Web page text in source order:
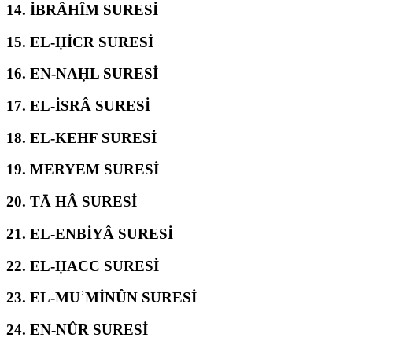
14. İBRÂHÎM SURESİ
15. EL-ḤİCR SURESİ
16. EN-NAḤL SURESİ
17. EL-İSRÂ SURESİ
18. EL-KEHF SURESİ
19. MERYEM SURESİ
20. TĀ HÂ SURESİ
21. EL-ENBİYÂ SURESİ
22. EL-ḤACC SURESİ
23. EL-MUʾMİNÛN SURESİ
24. EN-NÛR SURESİ